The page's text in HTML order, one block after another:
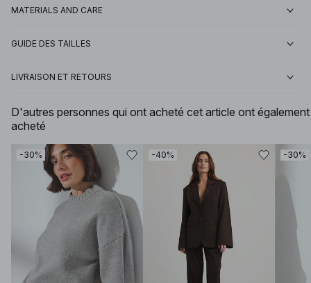
MATERIALS AND CARE
GUIDE DES TAILLES
LIVRAISON ET RETOURS
D'autres personnes qui ont acheté cet article ont également
acheté
-30% -40% -30%